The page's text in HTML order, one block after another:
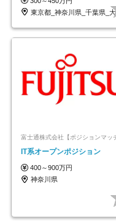
東京都_神奈川県_千葉県_大阪府_愛知県…
IT系オープンポジション
400～900万円
神奈川県